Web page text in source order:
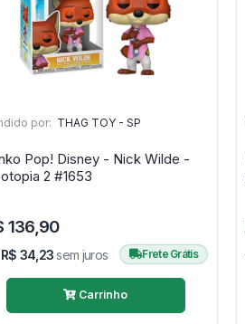
por: THAG TOY - SP
Pop! Disney - Nick Wilde -
Zootopia 2 #1653
136,90
R$ 34,23sem juros Frete Grátis
Carrinho